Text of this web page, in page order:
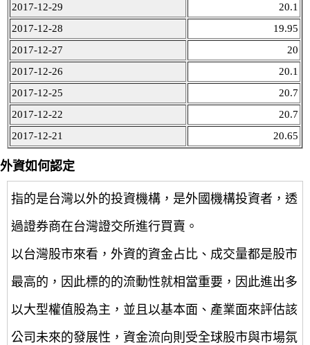
2017-12-29
20.1
2017-12-28
19.95
2017-12-27
20
2017-12-26
20.1
2017-12-25
20.7
2017-12-22
20.7
2017-12-21
20.65
外資如何認定
指的是台灣以外的投資機構，是外國機構投資者，透
過證券商在台灣證交所進行買賣。
以台灣股市來看，外資的資金占比、成交量都是股市
最高的，因此標的的流動性就相當重要，因此進出多
以大型權值股為主，並且以基本面、產業面來評估該
公司未來的發展性，資金流向則受全球股市與市場氛